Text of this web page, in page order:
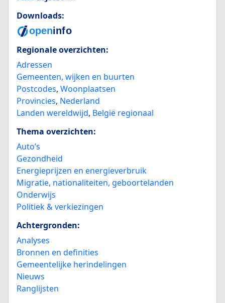
Downloads:
Regionale overzichten:
Adressen
Gemeenten, wijken en buurten
Postcodes, Woonplaatsen
Provincies, Nederland
Landen wereldwijd, België regionaal
Thema overzichten:
Auto’s
Gezondheid
Energieprijzen en energieverbruik
Migratie, nationaliteiten, geboortelanden
Onderwijs
Politiek & verkiezingen
Achtergronden:
Analyses
Bronnen en definities
Gemeentelijke herindelingen
Nieuws
Ranglijsten